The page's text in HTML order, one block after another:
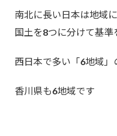
南北に長い日本は地域
国土を8つに分けて基準
西日本で多い「6地域」
香川県も6地域です